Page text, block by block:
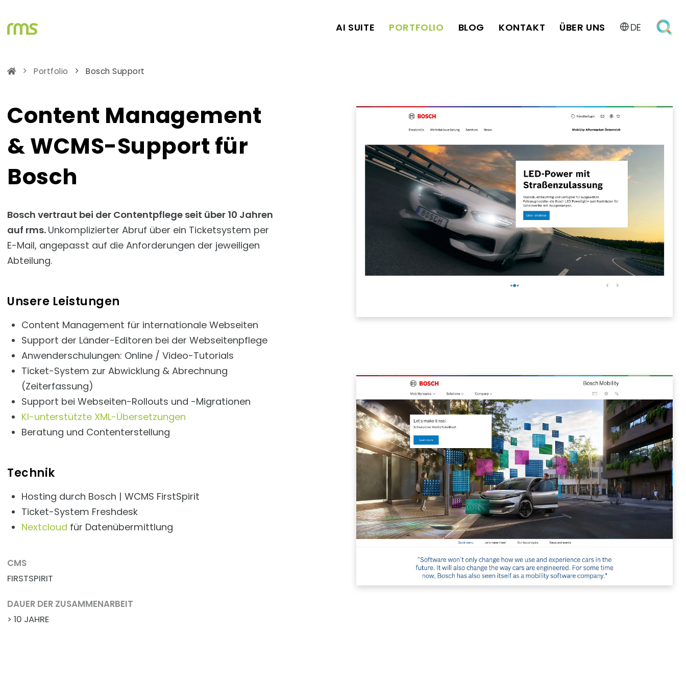
DE
AI SUITE PORTFOLIO BLOG KONTAKT ÜBER UNS
Portfolio Bosch Support
Content Management
& WCMS-Support für
Bosch
Bosch vertraut bei der Contentpflege seit über 10 Jahren
auf rms. Unkomplizierter Abruf über ein Ticketsystem per
E-Mail, angepasst auf die Anforderungen der jeweiligen
Abteilung.
Unsere Leistungen
Content Management für internationale Webseiten
Support der Länder-Editoren bei der Webseitenpflege
Anwenderschulungen: Online / Video-Tutorials
Ticket-System zur Abwicklung & Abrechnung
(Zeiterfassung)
Support bei Webseiten-Rollouts und -Migrationen
KI-unterstützte XML-Übersetzungen
Beratung und Contenterstellung
Technik
Hosting durch Bosch | WCMS FirstSpirit
Ticket-System Freshdesk
Nextcloud für Datenübermittlung
CMS
FIRSTSPIRIT
DAUER DER ZUSAMMENARBEIT
> 10 JAHRE